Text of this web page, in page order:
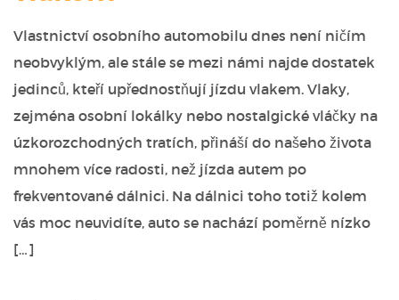
Vlastnictví osobního automobilu dnes není ničím
neobvyklým, ale stále se mezi námi najde dostatek
jedinců, kteří upřednostňují jízdu vlakem. Vlaky,
zejména osobní lokálky nebo nostalgické vláčky na
úzkorozchodných tratích, přináší do našeho života
mnohem více radosti, než jízda autem po
frekventované dálnici. Na dálnici toho totiž kolem
vás moc neuvidíte, auto se nachází poměrně nízko
[…]